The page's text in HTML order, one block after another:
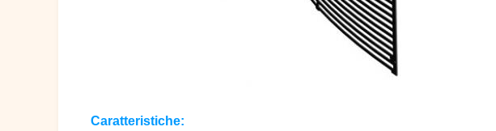
Caratteristiche: